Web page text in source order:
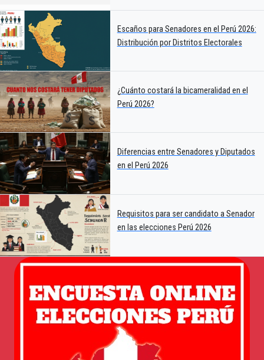
Escaños para Senadores en el Perú 2026:
Distribución por Distritos Electorales
¿Cuánto costará la bicameralidad en el
Perú 2026?
Diferencias entre Senadores y Diputados
en el Perú 2026
Requisitos para ser candidato a Senador
en las elecciones Perú 2026